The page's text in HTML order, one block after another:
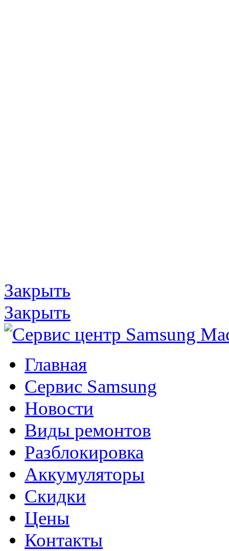
Закрыть
Закрыть
Главная
Сервис Samsung
Новости
Виды ремонтов
Разблокировка
Аккумуляторы
Скидки
Цены
Контакты